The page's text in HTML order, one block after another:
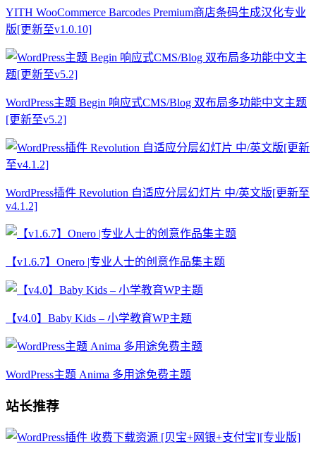
YITH WooCommerce Barcodes Premium商店条码生成汉化专业
版[更新至v1.0.10]
WordPress主题 Begin 响应式CMS/Blog 双布局多功能中文主题
[更新至v5.2]
WordPress插件 Revolution 自适应分层幻灯片 中/英文版[更新至
v4.1.2]
【v1.6.7】Onero |专业人士的创意作品集主题
【v4.0】Baby Kids – 小学教育WP主题
WordPress主题 Anima 多用途免费主题
站长推荐